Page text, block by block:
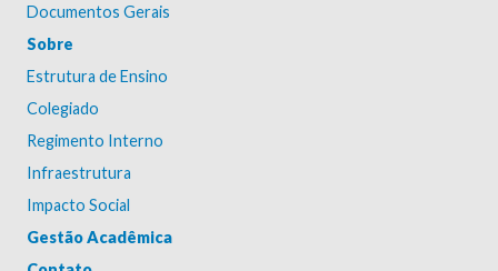
Documentos Gerais
Sobre
Estrutura de Ensino
Colegiado
Regimento Interno
Infraestrutura
Impacto Social
Gestão Acadêmica